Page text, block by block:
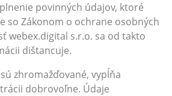
povinných údajov, ktoré
so Zákonom o ochrane osobných
webex.digital s.r.o. sa od takto
dištancuje.
zhromažďované, vypĺňa
dobrovoľne. Údaje